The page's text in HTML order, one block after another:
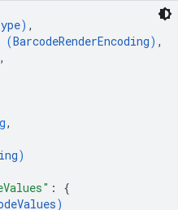
) ,
(BarcodeRenderEncoding) ,
,
,
)
: {
)